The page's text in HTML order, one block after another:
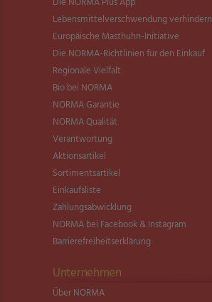
Lebensmittel­verschwendung verhindern
Europäische Masthuhn-Initiative
Die NORMA-Richtlinien für den Einkauf
Regionale Vielfalt
Bio bei NORMA
NORMA Garantie
NORMA Qualität
Verantwortung
Aktionsartikel
Sortimentsartikel
Einkaufsliste
Zahlungsabwicklung
NORMA bei Facebook & Instagram
Barrierefreiheitserklärung
Unternehmen
Über NORMA